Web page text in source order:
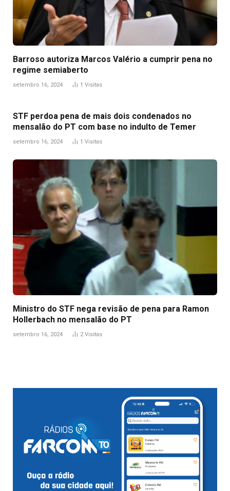
Barroso autoriza Marcos Valério a cumprir pena no
regime semiaberto
setembro 16, 2024 1 Visitas
STF perdoa pena de mais dois condenados no
mensalão do PT com base no indulto de Temer
setembro 16, 2024 1 Visitas
Ministro do STF nega revisão de pena para Ramon
Hollerbach no mensalão do PT
setembro 16, 2024 2Visitas